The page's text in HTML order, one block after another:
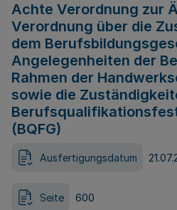
Achte Verordnung zur
Verordnung über die
dem
Angelegenheiten der
Rahmen der
sowie die
(BQFG)
Ausfertigungsdatum
Seite 600